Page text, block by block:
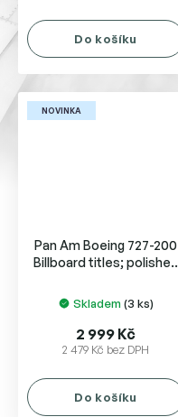
Do košíku
NOVINKA
Pan Am Boeing 727-200
Billboard titles; polished
Skladem (3 ks)
2 479 Kč bez DPH
2 999 Kč
Do košíku